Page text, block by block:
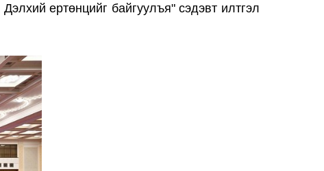
ертөнцийг байгуулъя" сэдэвт илтгэл